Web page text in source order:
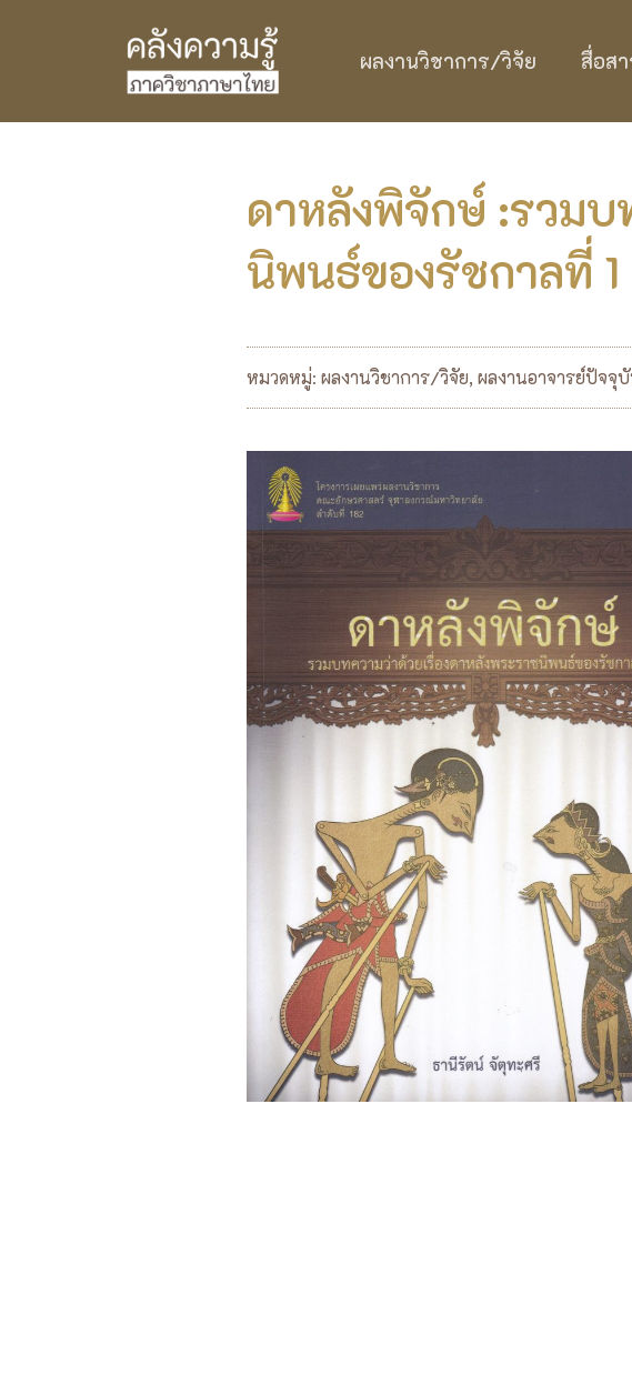
ผลงานวิชาการ/วิจัย สื่อส
ดาหลังพิจักษ์ :รวมบ
นิพนธ์ของรัชกาลที่ 1
หมวดหมู่: ผลงานวิชาการ/วิจัย, ผลงานอาจารย์ปัจจุ